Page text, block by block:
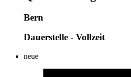
Bern
Dauerstelle - Vollzeit
neue